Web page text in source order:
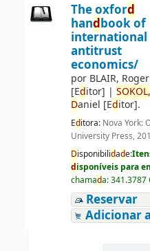
The oxford
handbook of
international
antitrust
economics/
por BLAIR, Roger
[Editor] | SOKOL,
Daniel [Editor].
Editora: Nova York:
University Press,
Disponibilidade:
disponíveis para
chamada:341.3787
Reservar
Adicionar